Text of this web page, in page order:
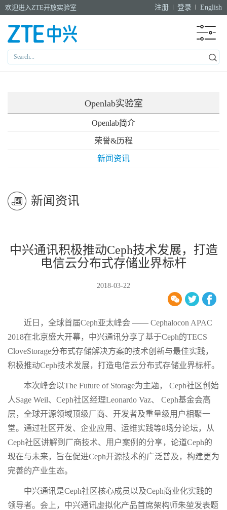
欢迎进入ZTE开放实验室 注册 登录 English
Openlab实验室
Openlab简介
荣誉&历程
新闻资讯
新闻资讯
中兴通讯积极推动Ceph技术发展，打造
电信云分布式存储业界标杆
2018-03-22
近日，全球首届Ceph亚太峰会 —— Cephalocon APAC
2018在北京盛大开幕，中兴通讯分享了基于Ceph的TECS
CloveStorage分布式存储解决方案的技术创新与最佳实践，
积极推动Ceph技术发展，打造电信云分布式存储业界标杆。
本次峰会以The Future of Storage为主题， Ceph社区创始
人Sage Weil、Ceph社区经理Leonardo Vaz、 Ceph基金会高
层，全球开源领域顶级厂商、开发者及重量级用户相聚一
堂。通过社区开发、企业应用、运维实践等8场分论坛，从
Ceph社区讲解到厂商技术、用户案例的分享，论道Ceph的
现在与未来，旨在促进Ceph开源技术的广泛普及，构建更为
完善的产业生态。
中兴通讯是Ceph社区核心成员以及Ceph商业化实践的
领导者。会上，中兴通讯虚拟化产品首席架构师朱堃发表题